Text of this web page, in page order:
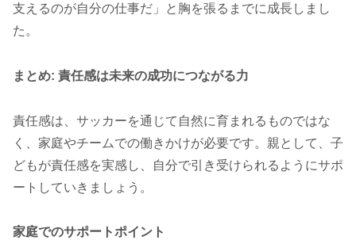
支えるのが自分の仕事だ」と胸を張るまでに成長しまし
た。
まとめ: 責任感は未来の成功につながる力
責任感は、サッカーを通じて自然に育まれるものではな
く、家庭やチームでの働きかけが必要です。親として、子
どもが責任感を実感し、自分で引き受けられるようにサポ
ートしていきましょう。
家庭でのサポートポイント